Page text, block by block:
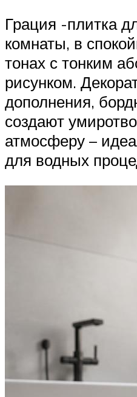
Грация -плитка
комнаты, в
тонах с тонким
рисунком.
дополнения,
создают
атмосферу –
для водных